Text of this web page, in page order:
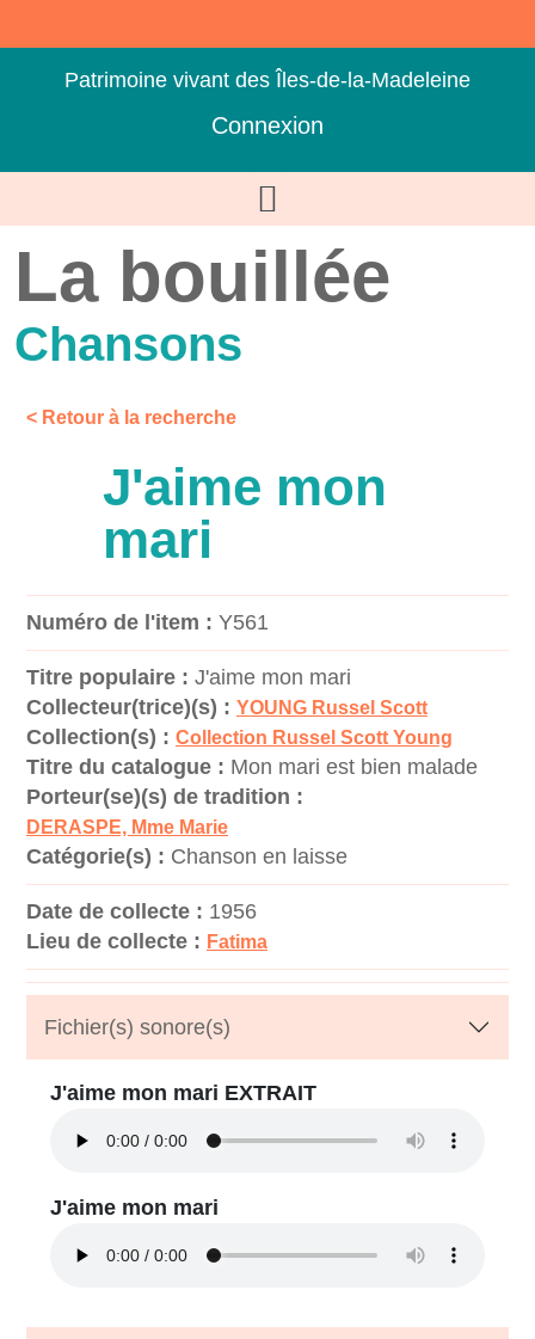
Patrimoine vivant des Îles-de-la-Madeleine
Connexion
La bouillée
Chansons
< Retour à la recherche
J'aime mon
mari
Numéro de l'item : Y561
Titre populaire : J'aime mon mari
Collecteur(trice)(s) : YOUNG Russel Scott
Collection(s) : Collection Russel Scott Young
Titre du catalogue : Mon mari est bien malade
Porteur(se)(s) de tradition :
DERASPE, Mme Marie
Catégorie(s) : Chanson en laisse
Date de collecte : 1956
Lieu de collecte : Fatima
Fichier(s) sonore(s)
J'aime mon mari EXTRAIT
J'aime mon mari